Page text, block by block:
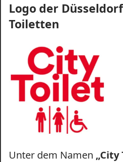
Logo der
Toiletten
Unter dem Namen „City